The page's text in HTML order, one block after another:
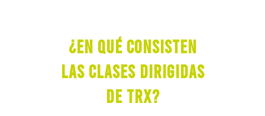
¿En qué consisten
las clases dirigidas
de TRX?